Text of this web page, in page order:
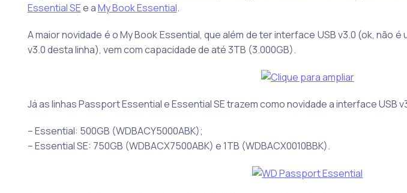
Essential SEe aMy Book Essential.
A maior novidade é o My Book Essential, que além de ter interface USB v3.0 (ok, não
v3.0 desta linha), vem com capacidade de até 3TB (3.000GB).
Já as linhas Passport Essential e Essential SE trazem como novidade a interface USB
– Essential: 500GB (WDBACY5000ABK);
– Essential SE: 750GB (WDBACX7500ABK) e 1TB (WDBACX0010BBK).